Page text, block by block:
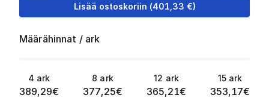
Lisää ostoskoriin (401,33 €)
Määrähinnat / ark
4 ark
389,29€
8 ark
377,25€
12 ark
365,21€
15 ark
353,17€